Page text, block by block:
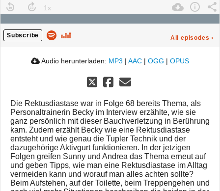
Subscribe All episodes ›
Audio herunterladen: MP3 | AAC | OGG | OPUS
Die Rektusdiastase war in Folge 68 bereits Thema, als
Personaltrainerin Becky im Interview erzählte, wie sie
ganz persönlich mit dieser Bauchverletzung in Berührung
kam. Zudem erzählt Becky wie eine Rektusdiastase
entsteht und wie genau die Tupler Technik und der
dazugehörige Aktivgurt funktionieren. In der jetzigen
Folgen greifen Sunny und Andrea das Thema erneut auf
und geben Tipps, wie man eine Rektusdiastase im Alltag
vermeiden kann und worauf man alles achten sollte?
Beim Aufstehen, auf der Toilette, beim Treppengehen und